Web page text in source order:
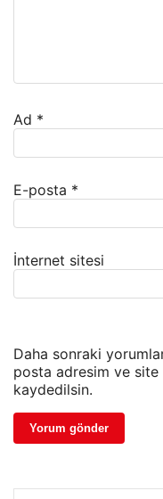
Ad *
E-posta *
İnternet sitesi
Daha sonraki
posta adresim ve site
kaydedilsin.